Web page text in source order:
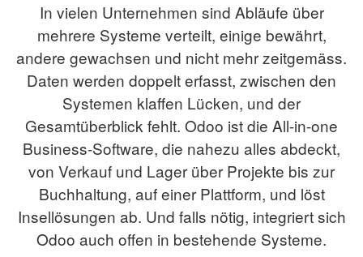
In vielen Unternehmen sind Abläufe über
mehrere Systeme verteilt, einige bewährt,
andere gewachsen und nicht mehr zeitgemäss.
Daten werden doppelt erfasst, zwischen den
Systemen klaffen Lücken, und der
Gesamtüberblick fehlt. Odoo ist die All-in-one
Business-Software, die nahezu alles abdeckt,
von Verkauf und Lager über Projekte bis zur
Buchhaltung, auf einer Plattform, und löst
Insellösungen ab. Und falls nötig, integriert sich
Odoo auch offen in bestehende Systeme.